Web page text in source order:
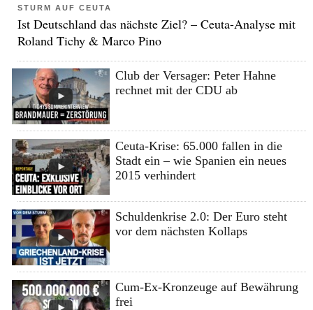
STURM AUF CEUTA
Ist Deutschland das nächste Ziel? – Ceuta-Analyse mit
Roland Tichy & Marco Pino
Club der Versager: Peter Hahne
rechnet mit der CDU ab
Ceuta-Krise: 65.000 fallen in die
Stadt ein – wie Spanien ein neues
2015 verhindert
Schuldenkrise 2.0: Der Euro steht
vor dem nächsten Kollaps
Cum-Ex-Kronzeuge auf Bewährung
frei